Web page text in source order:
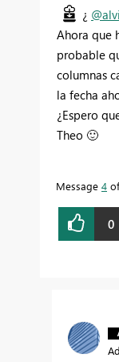
¿
Ahora que
probable
columnas
la fecha
¿Espero
Theo 🙂
Message 4
0